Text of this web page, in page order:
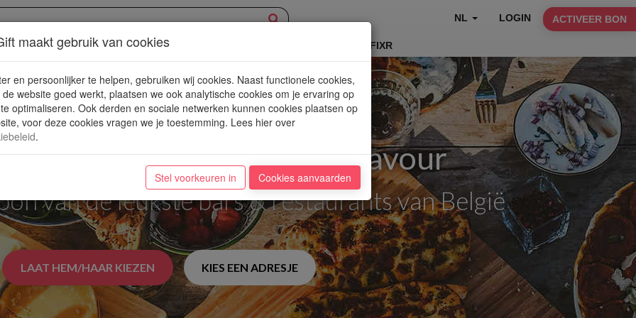
NL LOGIN ACTIVEER BON
AANBOD NIEUWE PLEKJES TABLEFIXR
Ticket to a World of Flavour
van de leukste bars & restaurants van België
LAAT HEM/HAAR KIEZEN KIES EEN ADRESJE
maakt gebruik van cookies
en persoonlijker te helpen, gebruiken wij cookies. Naast functionele cookies,
website goed werkt, plaatsen we ook analytische cookies om je ervaring op
optimaliseren. Ook derden en sociale netwerken kunnen cookies plaatsen op
voor deze cookies vragen we je toestemming. Lees hier over
.
Stel voorkeuren in Cookies aanvaarden